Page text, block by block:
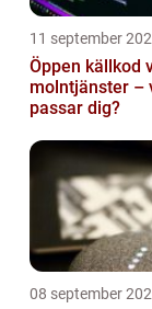
11 september
Öppen källkod
molntjänster –
passar dig?
08 september